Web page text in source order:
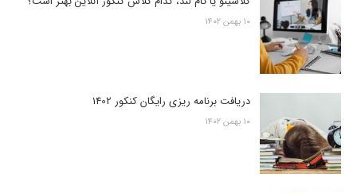
۱۰ بهمن ۱۴۰۲
دریافت برنامه ریزی رایگان کنکور 1402
۱۰ بهمن ۱۴۰۲